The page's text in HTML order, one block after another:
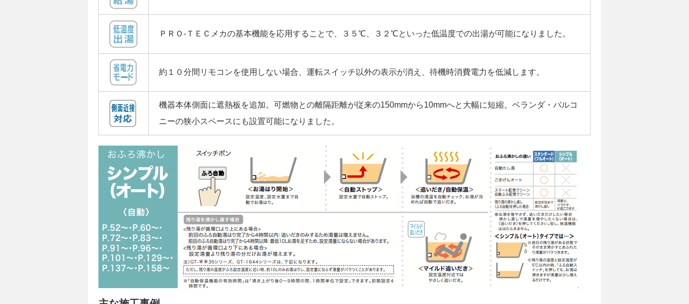
ＰＲＯ-ＴＥＣメカの基本機能を応用することで、３５℃、３２℃といった低温度での出湯が可能になりました。
約１０分間リモコンを使用しない場合、運転スイッチ以外の表示が消え、待機時消費電力を低減します。
機器本体側面に遮熱板を追加。可燃物との離隔距離が従来の150mmから10mmへと大幅に短縮。ベランダ・バルコ
ニーの狭小スペースにも設置可能になりました。